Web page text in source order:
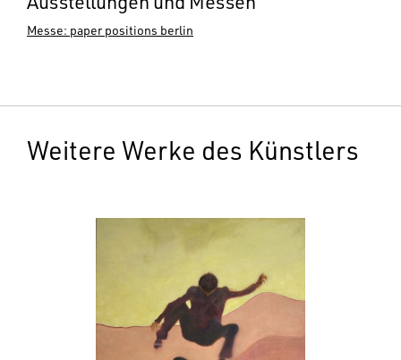
Ausstellungen und Messen
Messe: paper positions berlin
Weitere Werke des Künstlers